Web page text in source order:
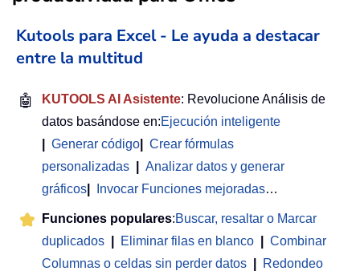
Kutools para Excel - Le ayuda a destacar
entre la multitud
🤖 KUTOOLS AI Asistente: Revolucione Análisis de
datos basándose en:Ejecución inteligente
Generar código
Crear fórmulas
personalizadas
Analizar datos y generar
gráficos
Invocar Funciones mejoradas…
Funciones populares:Buscar, resaltar o Marcar
duplicados
Eliminar filas en blanco
Combinar
Columnas o celdas sin perder datos
Redondeo